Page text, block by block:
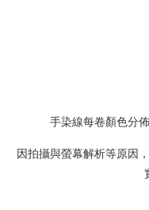
手染線每卷顏色分
因拍攝與螢幕解析等原因